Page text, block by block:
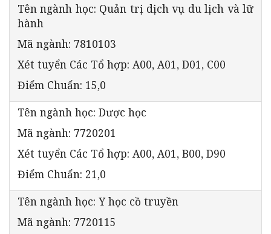
Tên ngành học: Quản trị dịch vụ du lịch và lữ
hành
Mã ngành: 7810103
Xét tuyển Các Tổ hợp: A00, A01, D01, C00
Điểm Chuẩn: 15,0
Tên ngành học: Dược học
Mã ngành: 7720201
Xét tuyển Các Tổ hợp: A00, A01, B00, D90
Điểm Chuẩn: 21,0
Tên ngành học: Y học cồ truyền
Mã ngành: 7720115